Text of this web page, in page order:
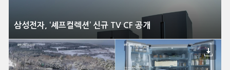
삼성전자, ‘셰프컬렉션’ 신규 TV CF 공개